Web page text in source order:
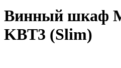
Винный шкаф
KBT3 (Slim)